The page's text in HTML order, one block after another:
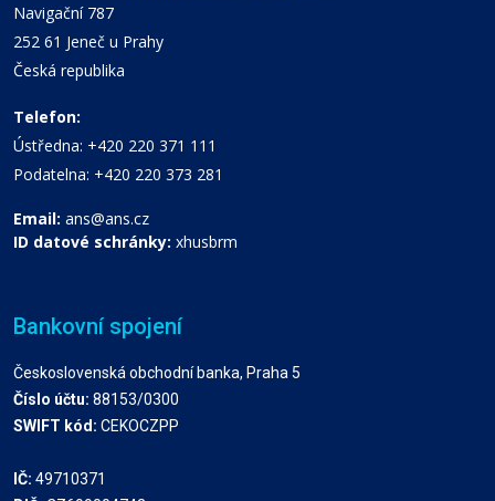
Navigační 787
252 61 Jeneč u Prahy
Česká republika
Telefon:
Ústředna: +420 220 371 111
Podatelna: +420 220 373 281
Email: ans@ans.cz
ID datové schránky: xhusbrm
Bankovní spojení
Československá obchodní banka, Praha 5
Číslo účtu: 88153/0300
SWIFT kód: CEKOCZPP
IČ: 49710371